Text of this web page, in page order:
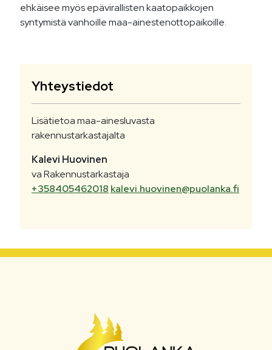
ehkäisee myös epävirallisten kaatopaikkojen
syntymistä vanhoille maa-ainestenottopaikoille.
Yhteystiedot
Lisätietoa maa-ainesluvasta
rakennustarkastajalta
Kalevi Huovinen
va Rakennustarkastaja
+358405462018 kalevi.huovinen@puolanka.fi